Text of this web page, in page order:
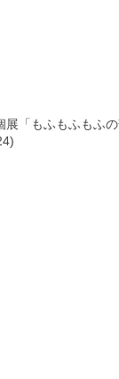
展「もふもふもふ